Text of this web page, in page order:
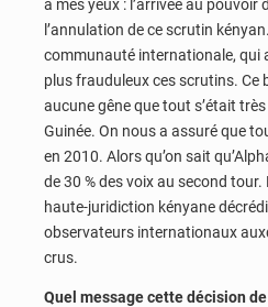
à mes yeux : l’arrivée au pouvoir
l’annulation de ce scrutin
communauté internationale, qui
plus frauduleux ces scrutins. Ce
aucune gêne que tout s’était
Guinée. On nous a assuré que
en 2010. Alors qu’on sait
de 30 % des voix au second tour.
haute-juridiction kényane
observateurs internationaux
crus.
Quel message cette décision